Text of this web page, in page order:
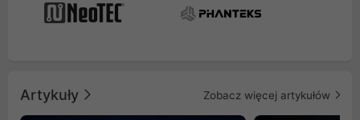
Artykuły Zobacz więcej artykułów